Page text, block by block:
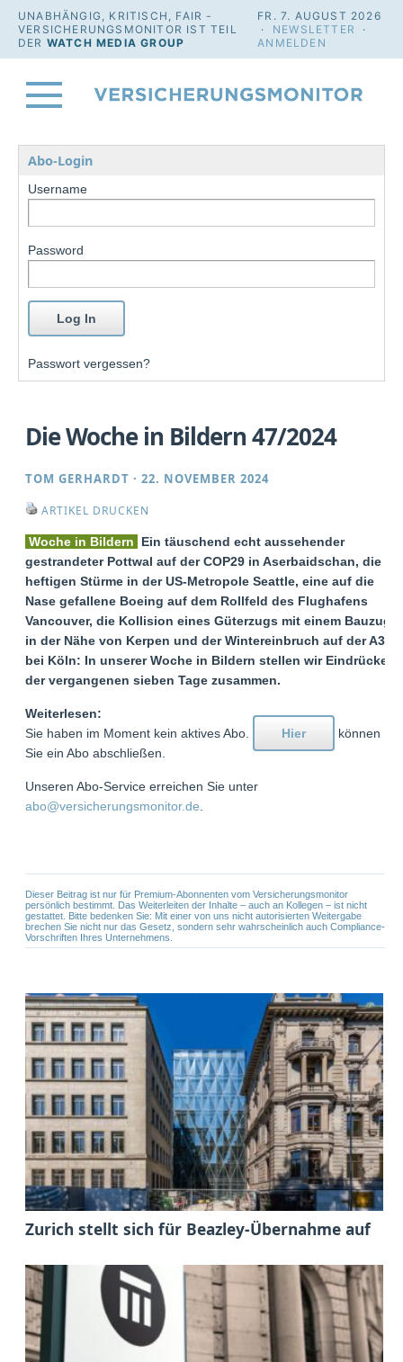
UNABHÄNGIG, KRITISCH, FAIR -
VERSICHERUNGSMONITOR IST TEIL
DER WATCH MEDIA GROUP
FR. 7. AUGUST 2026
· NEWSLETTER
·
ANMELDEN
Abo-Login
Username
Password
Passwort vergessen?
Die Woche in Bildern 47/2024
TOM GERHARDT ·22. NOVEMBER 2024
ARTIKEL DRUCKEN
Woche in Bildern
Ein täuschend echt aussehender
gestrandeter Pottwal auf der COP29 in Aserbaidschan, die
heftigen Stürme in der US-Metropole Seattle, eine auf die
Nase gefallene Boeing auf dem Rollfeld des Flughafens
Vancouver, die Kollision eines Güterzugs mit einem Bauzug
in der Nähe von Kerpen und der Wintereinbruch auf der A3
bei Köln: In unserer Woche in Bildern stellen wir Eindrücke
der vergangenen sieben Tage zusammen.
Weiterlesen:
Sie haben im Moment kein aktives Abo.
Hier
können
Sie ein Abo abschließen.
Unseren Abo-Service erreichen Sie unter
abo@versicherungsmonitor.de
Dieser Beitrag ist nur für Premium-Abonnenten vom Versicherungsmonitor
persönlich bestimmt. Das Weiterleiten der Inhalte – auch an Kollegen – ist nicht
gestattet. Bitte bedenken Sie: Mit einer von uns nicht autorisierten Weitergabe
brechen Sie nicht nur das Gesetz, sondern sehr wahrscheinlich auch Compliance-
Vorschriften Ihres Unternehmens.
Zurich stellt sich für Beazley-Übernahme auf